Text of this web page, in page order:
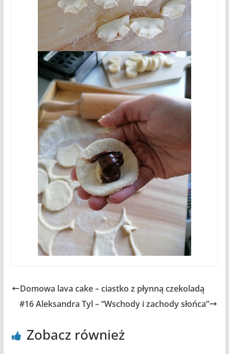
Domowa lava cake – ciastko z płynną czekoladą
#16 Aleksandra Tyl – “Wschody i zachody słońca”
Zobacz również